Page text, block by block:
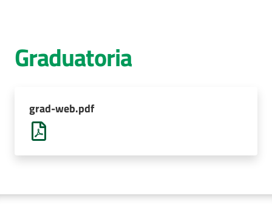
Servizi
AUSL
Graduatoria
grad-web.pdf